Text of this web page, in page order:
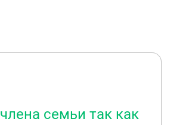
семьи так как